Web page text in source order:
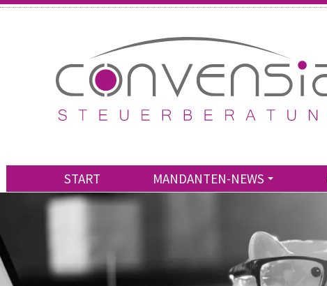
START MANDANTEN-NEWS